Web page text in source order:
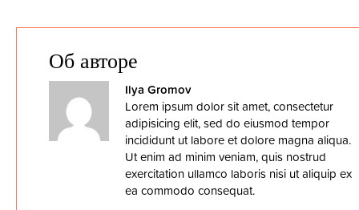
Об авторе
Ilya Gromov
Lorem ipsum dolor sit amet, consectetur
adipisicing elit, sed do eiusmod tempor
incididunt ut labore et dolore magna aliqua.
Ut enim ad minim veniam, quis nostrud
exercitation ullamco laboris nisi ut aliquip ex
ea commodo consequat.